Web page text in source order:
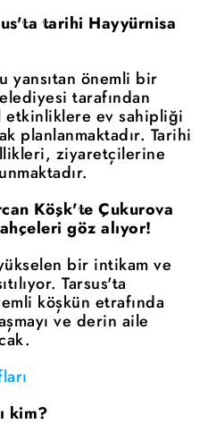
tarihi Hayyürnisa
yansıtan önemli bir
tarafından
ev sahipliği
planlanmaktadır. Tarihi
ziyaretçilerine
Köşk'te Çukurova
göz alıyor!
bir intikam ve
Tarsus'ta
köşkün etrafında
ve derin aile
kim?